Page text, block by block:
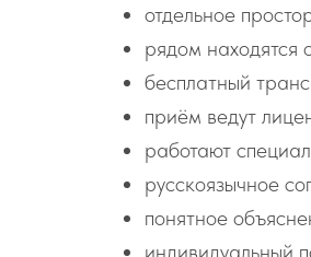
отдельное
рядом находятся
бесплатный
приём ведут
работают
русскоязычное
понятное
индивидуальный